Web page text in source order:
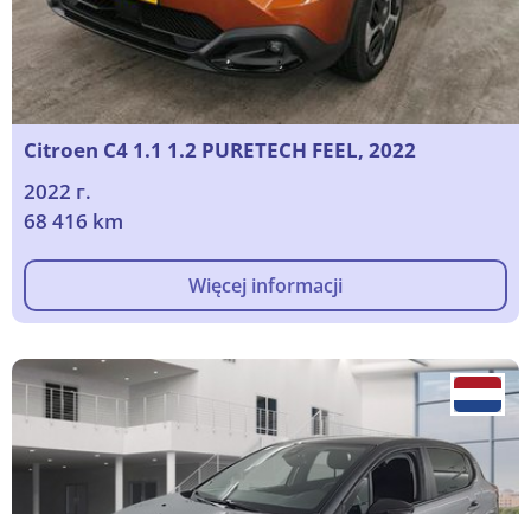
Citroen C4 1.1 1.2 PURETECH FEEL, 2022
2022 г.
68 416 km
Więcej informacji